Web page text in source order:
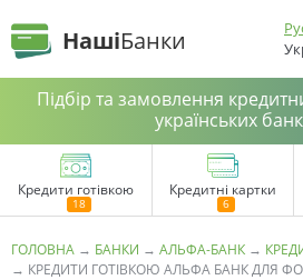
НашіБанки
Підбір та замовлення
українських
Кредити готівкою Кредитні картки
ГОЛОВНА → БАНКИ → АЛЬФА-БАНК →
→ КРЕДИТИ ГОТІВКОЮ АЛЬФА БАНК ДЛЯ